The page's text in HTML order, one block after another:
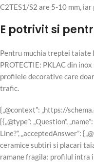
C2TES1/S2 are 5-10 mm,
E potrivit si
Pentru muchia treptei taiate
PROTECTIE: PKLAC din
profilele decorative care
trafic.
{„@context”: „https://
[{„@type”: „Question”,
Line?”, „acceptedAnswer”:
ceramice subtiri si placari
ramane fragila: profilul intra